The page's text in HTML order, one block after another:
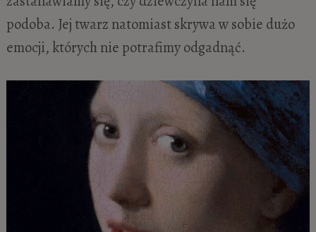
podoba. Jej twarz natomiast skrywa w sobie dużo
emocji, których nie potrafimy odgadnąć.